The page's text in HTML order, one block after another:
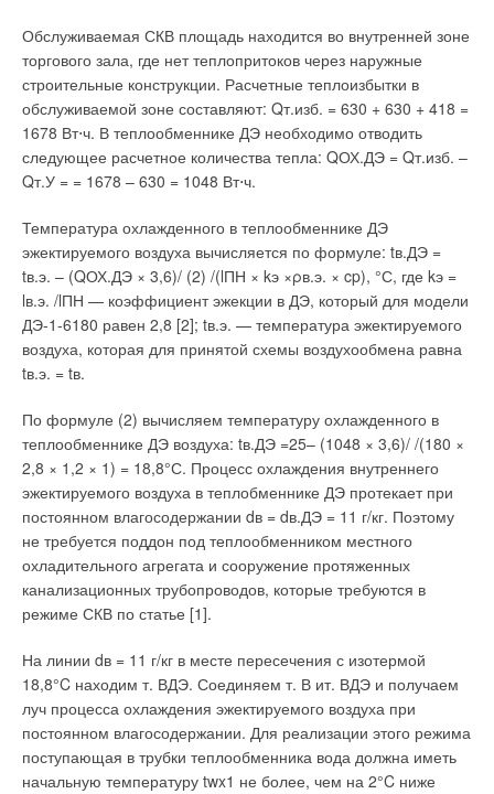
Обслуживаемая СКВ площадь находится во внутренней зоне
торгового зала, где нет теплопритоков через наружные
строительные конструкции. Расчетные теплоизбытки в
обслуживаемой зоне составляют: Qт.изб. = 630 + 630 + 418 =
1678 Вт⋅ч. В теплообменнике ДЭ необходимо отводить
следующее расчетное количества тепла: QОХ.ДЭ = Qт.изб. –
Qт.У = = 1678 – 630 = 1048 Вт⋅ч.
Температура охлажденного в теплообменнике ДЭ
эжектируемого воздуха вычисляется по формуле: tв.ДЭ =
tв.э. – (QОХ.ДЭ × 3,6)/ (2) /(lПН × kэ ×ρв.э. × cp), °С, где kэ =
lв.э. /lПН — коэффициент эжекции в ДЭ, который для модели
ДЭ-1-6180 равен 2,8 [2]; tв.э. — температура эжектируемого
воздуха, которая для принятой схемы воздухообмена равна
tв.э. = tв.
По формуле (2) вычисляем температуру охлажденного в
теплообменнике ДЭ воздуха: tв.ДЭ =25– (1048 × 3,6)/ /(180 ×
2,8 × 1,2 × 1) = 18,8°С. Процесс охлаждения внутреннего
эжектируемого воздуха в теплобменнике ДЭ протекает при
постоянном влагосодержании dв = dв.ДЭ = 11 г/кг. Поэтому
не требуется поддон под теплообменником местного
охладительного агрегата и сооружение протяженных
канализационных трубопроводов, которые требуются в
режиме СКВ по статье [1].
На линии dв = 11 г/кг в месте пересечения с изотермой
18,8°C находим т. ВДЭ. Соединяем т. В ит. ВДЭ и получаем
луч процесса охлаждения эжектируемого воздуха при
постоянном влагосодержании. Для реализации этого режима
поступающая в трубки теплообменника вода должна иметь
начальную температуру twx1 не более, чем на 2°C ниже
теплообменников отработанных газов обеспечивает
существенное снижение расхода топлива, а низкий уровень
выбросов углекислого газа и оксидов азота, а также
специальные устройства для понижения уровня шума
допускают применение котлов данного типа на объектах, к
которым предъявляются особенно жесткие экологические
требования. Возможна поставка оборудования котельной в
модульном исполнении, что позволяет снизить сроки и
стоимость монтажных работ.
Для производственных процессов, в которых необходим пар
высокого качества, BUDERUS предлагает паровые котлы
производительностью от 250 до 55000 кг пара в час.
Прямоточные парогенераторы SD-FIX (производительность
до 2000 кг/ч) обеспечивают подачу пара уже в течение
нескольких минут после пуска. Компактные двухходовые
паровые котлы низкого (до 0,7 бар) и высокого (до 16 бар)
давления позволяют получить пар высочайшего качества при
наименьших затратах. Трехходовые котлы с одной и двумя
жаровыми трубами со встроенными или отдельно стоящими
экономайзерами обеспечивают экономичное использование
теплоты сгорания топлива (природный газ, дизтопливо,
мазут, сырая нефть). А дополнительное оборудование в
модульном исполнении — пароперегреватели,
водосервисные модули, модули водоумягчения, модули
сбора и обработки конденсата — позволяют максимально
укомплектовать любую котельную в соответствии с
требованиями нормативных документов и потребностями
заказчика.
С 1 июля 1991 г. компании BUDERUS принадлежит завод